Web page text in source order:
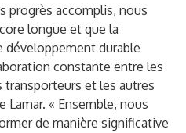
progrès accomplis, nous
longue et que la
durable
constante entre les
et les autres
Lamar. « Ensemble, nous
de manière significative